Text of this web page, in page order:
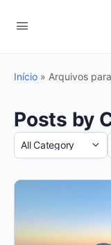
Início » Arquivos
Posts by
Category